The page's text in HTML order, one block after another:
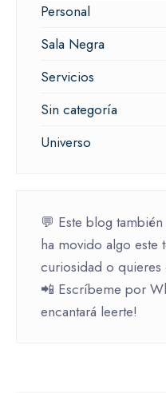
Personal
Sala Negra
Servicios
Sin categoría
Universo
💬 Este blog
ha movido algo este
curiosidad o
📲 Escríbeme por
encantará leerte!